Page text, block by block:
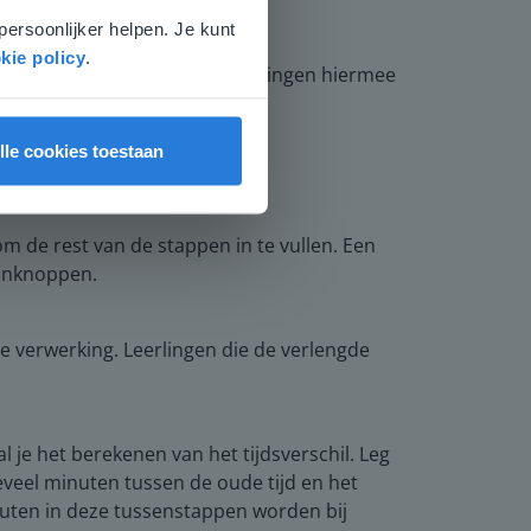
helpen. Je kunt
policy.
cookies toestaan
het voorbeeld. Laat de leerlingen hiermee
de rest van de stappen in te vullen. Een
verwerking. Leerlingen die de verlengde
je het berekenen van het tijdsverschil. Leg
minuten tussen de oude tijd en het
in deze tussenstappen worden bij